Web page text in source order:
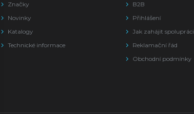
Značky
Novinky
Katalogy
Technické informace
B2B
Přihlášení
Jak zahájit spolupráci
Reklamační řád
Obchodní podmínky